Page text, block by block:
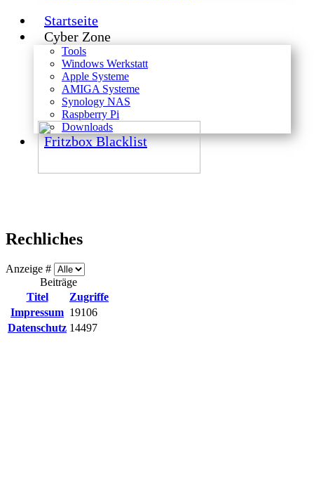
Startseite
Cyber Zone
Tools
Windows Werkstatt
Apple Systeme
AMIGA Systeme
Synology NAS
Raspberry Pi
Downloads
Fritzbox Blacklist
Rechliches
Anzeige #
Beiträge
Titel
Zugriffe
Impressum 19106
Datenschutz 14497